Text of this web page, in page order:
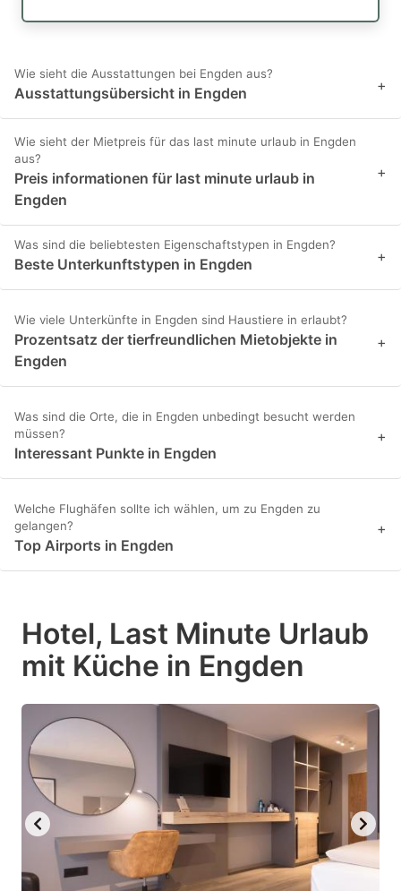
Wie sieht die Ausstattungen bei Engden aus?
Ausstattungsübersicht in Engden +
Wie sieht der Mietpreis für das last minute urlaub in Engden
aus?
Preis informationen für last minute urlaub in
Engden
+
Was sind die beliebtesten Eigenschaftstypen in Engden?
Beste Unterkunftstypen in Engden +
Wie viele Unterkünfte in Engden sind Haustiere in erlaubt?
Prozentsatz der tierfreundlichen Mietobjekte in
Engden
+
Was sind die Orte, die in Engden unbedingt besucht werden
müssen?
Interessant Punkte in Engden
+
Welche Flughäfen sollte ich wählen, um zu Engden zu
gelangen?
Top Airports in Engden
+
Hotel, Last Minute Urlaub
mit Küche in Engden